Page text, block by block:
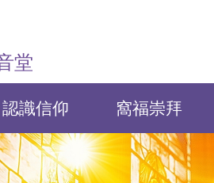
堂
認識信仰 窩福崇拜